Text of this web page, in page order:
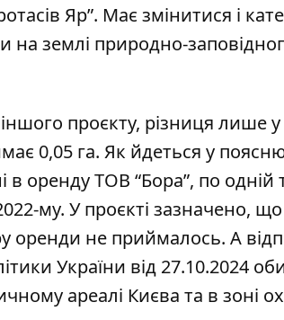
Яр”. Має змінитися і
на землі природно-
проєкту, різниця лише
0,05 га. Як йдеться у
в оренду ТОВ “Бора”, по одній
му. У проєкті зазначено,
оренди не приймалось. А
України від 27.10.2024
ареалі Києва та в зоні